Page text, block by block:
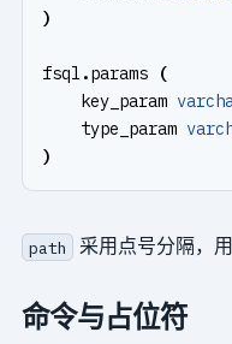
)
fsql .params
(
key_param
type_param
)
path 采用点号分隔，
命令与占位符